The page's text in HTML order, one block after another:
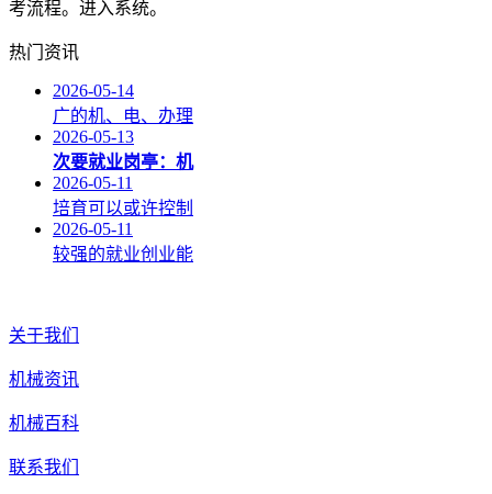
考流程。进入系统。
热门资讯
2026-05-14
广的机、电、办理
2026-05-13
次要就业岗亭：机
2026-05-11
培育可以或许控制
2026-05-11
较强的就业创业能
关于我们
机械资讯
机械百科
联系我们